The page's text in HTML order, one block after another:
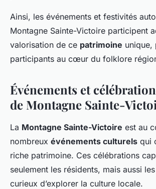
Ainsi, les événements et festivités
Montagne Sainte-Victoire participent
valorisation de ce patrimoine unique,
participants au cœur du folklore
Événements et
de Montagne Sainte-
La Montagne Sainte-Victoire est au
nombreux événements culturels qui
riche patrimoine. Ces célébrations
seulement les résidents, mais aussi
curieux d’explorer la culture locale.